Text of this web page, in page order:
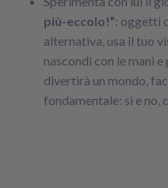
più-eccolo!”: oggetti
alternativa, usa il tuo
nascondi con le mani
divertirà un mondo,
fondamentale: sì e no,